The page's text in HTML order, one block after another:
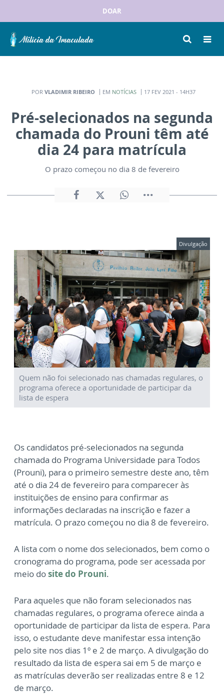
DOAR
POR VLADIMIR RIBEIRO EM NOTÍCIAS 17 FEV 2021 - 14H37
Pré-selecionados na segunda
chamada do Prouni têm até
dia 24 para matrícula
O prazo começou no dia 8 de fevereiro
Divulgação
Quem não foi selecionado nas chamadas regulares, o
programa oferece a oportunidade de participar da
lista de espera
Os candidatos pré-selecionados na segunda
chamada do Programa Universidade para Todos
(Prouni), para o primeiro semestre deste ano, têm
até o dia 24 de fevereiro para comparecer às
instituições de ensino para confirmar as
informações declaradas na inscrição e fazer a
matrícula. O prazo começou no dia 8 de fevereiro.
A lista com o nome dos selecionados, bem como o
cronograma do programa, pode ser acessada por
meio dosite do Prouni.
Para aqueles que não foram selecionados nas
chamadas regulares, o programa oferece ainda a
oportunidade de participar da lista de espera. Para
isso, o estudante deve manifestar essa intenção
pelo site nos dias 1º e 2 de março. A divulgação do
resultado da lista de espera sai em 5 de março e
as matrículas deverão ser realizadas entre 8 e 12
de março.